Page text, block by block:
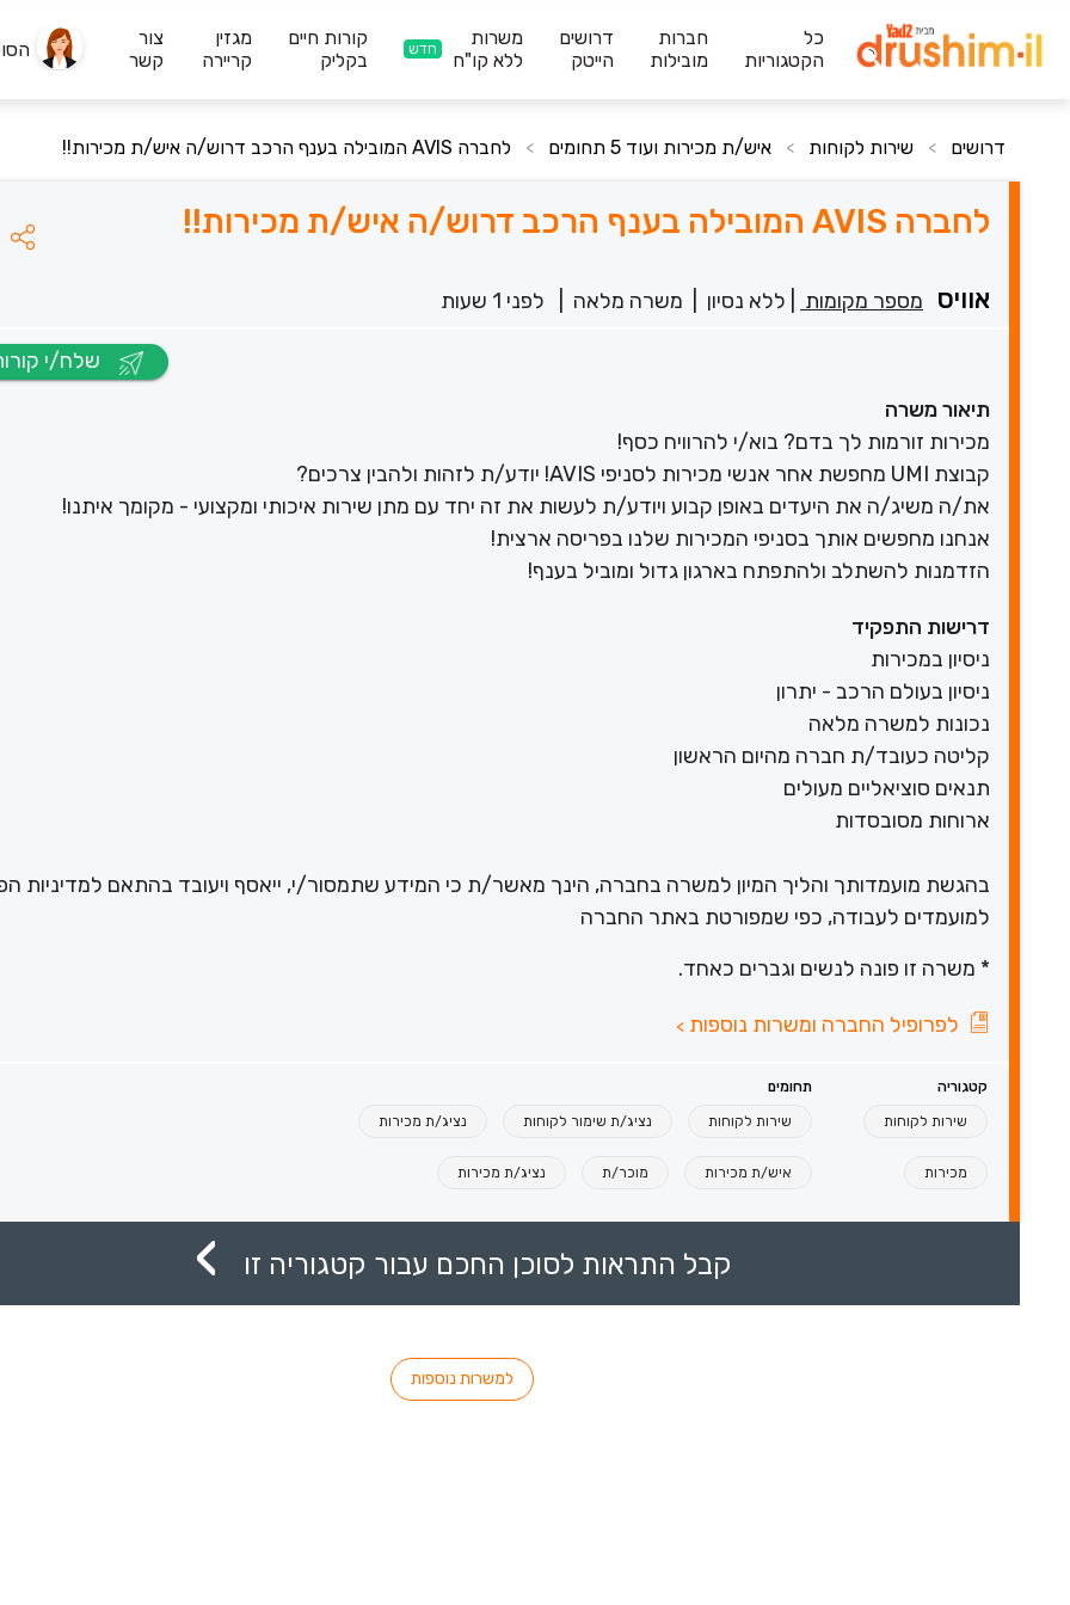
כל
הקטגוריות
חברות
מובילות
דרושים
הייטק
משרות
ללא קו"ח
חדש
קורות חיים
בקליק
מגזין
קריירה
צור
קשר
דרושים > שירות לקוחות > איש/ת מכירות ועוד 5 תחומים > לחברה AVIS המובילה בענף הרכב דרוש/ה איש/ת מכירות!!
לחברה AVIS המובילה בענף הרכב דרוש/ה איש/ת מכירות!!
אוויס מספר מקומות ללא נסיון משרה מלאה לפני 1 שעות
תיאור משרה
מכירות זורמות לך בדם? בוא/י להרוויח כסף!
קבוצת UMI מחפשת אחר אנשי מכירות לסניפי AVIS! יודע/ת לזהות ולהבין צרכים?
את/ה משיג/ה את היעדים באופן קבוע ויודע/ת לעשות את זה יחד עם מתן שירות איכותי ומקצועי - מקומך איתנו!
אנחנו מחפשים אותך בסניפי המכירות שלנו בפריסה ארצית!
הזדמנות להשתלב ולהתפתח בארגון גדול ומוביל בענף!
דרישות התפקיד
ניסיון במכירות
ניסיון בעולם הרכב - יתרון
נכונות למשרה מלאה
קליטה כעובד/ת חברה מהיום הראשון
תנאים סוציאליים מעולים
ארוחות מסובסדות
בהגשת מועמדותך והליך המיון למשרה בחברה, הינך מאשר/ת כי המידע שתמסור/י, ייאסף ויעובד בהתאם למדיניות
למועמדים לעבודה, כפי שמפורטת באתר החברה
* משרה זו פונה לנשים וגברים כאחד.
לפרופיל החברה ומשרות נוספות >
קטגוריה תחומים
שירות לקוחות שירות לקוחות נציג/ת שימור לקוחות נציג/ת מכירות
מכירות איש/ת מכירות מוכר/ת נציג/ת מכירות
קבל התראות לסוכן החכם עבור קטגוריה זו
למשרות נוספות